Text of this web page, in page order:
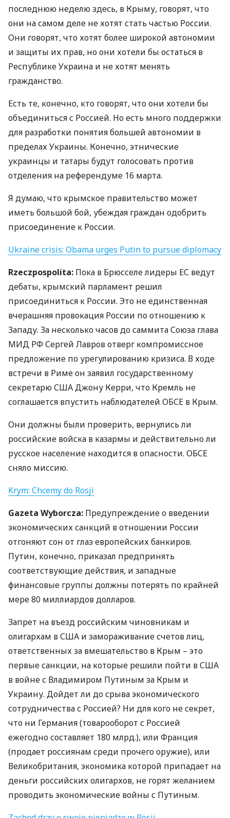
последнюю неделю здесь, в Крыму, говорят, что
они на самом деле не хотят стать частью России.
Они говорят, что хотят более широкой автономии
и защиты их прав, но они хотели бы остаться в
Республике Украина и не хотят менять
гражданство.
Есть те, конечно, кто говорят, что они хотели бы
объединиться с Россией. Но есть много поддержки
для разработки понятия большей автономии в
пределах Украины. Конечно, этнические
украинцы и татары будут голосовать против
отделения на референдуме 16 марта.
Я думаю, что крымское правительство может
иметь большой бой, убеждая граждан одобрить
присоединение к России.
Ukraine crisis: Obama urges Putin to pursue diplomacy
Rzeczpospolita: Пока в Брюсселе лидеры ЕС ведут
дебаты, крымский парламент решил
присоединиться к России. Это не единственная
вчерашняя провокация России по отношению к
Западу. За несколько часов до саммита Союза глава
МИД РФ Сергей Лавров отверг компромиссное
предложение по урегулированию кризиса. В ходе
встречи в Риме он заявил государственному
секретарюСШАДжону Керри, что Кремль не
соглашается впустить наблюдателей ОБСЕ в Крым.
Они должны были проверить, вернулись ли
российские войска в казармы и действительно ли
русское население находится в опасности. ОБСЕ
сняло миссию.
Krym: Chcemy do Rosji
Gazeta Wyborcza: Предупреждение о введении
экономических санкций в отношении России
отгоняют сон от глаз европейских банкиров.
Путин, конечно, приказал предпринять
соответствующие действия, и западные
финансовые группы должны потерять по крайней
мере 80 миллиардов долларов.
Запрет на въезд российским чиновникам и
олигархам вСША и замораживание счетов лиц,
ответственных за вмешательство в Крым – это
первые санкции, на которые решили пойти вСША
в войне с Владимиром Путиным за Крым и
Украину. Дойдет ли до срыва экономического
сотрудничества с Россией? Ни для кого не секрет,
что ни Германия (товарооборот с Россией
ежегодно составляет 180 млрд.), или Франция
(продает россиянам среди прочего оружие), или
Великобритания, экономика которой припадает на
деньги российских олигархов, не горят желанием
проводить экономические войны с Путиным.